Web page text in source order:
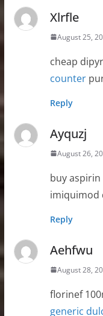
Xlrfle
August 25,
cheap
counter
Reply
Ayquzj
August 26,
buy
imiquimod
Reply
Aehfwu
August 28,
florinef
generic